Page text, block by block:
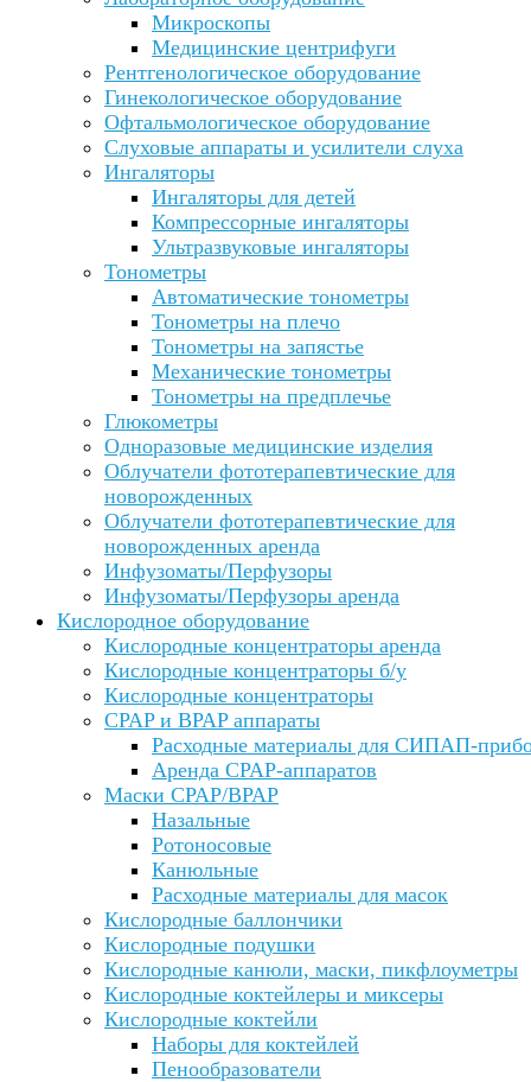
Микроскопы
Медицинские центрифуги
Рентгенологическое оборудование
Гинекологическое оборудование
Офтальмологическое оборудование
Слуховые аппараты и усилители слуха
Ингаляторы
Ингаляторы для детей
Компрессорные ингаляторы
Ультразвуковые ингаляторы
Тонометры
Автоматические тонометры
Тонометры на плечо
Тонометры на запястье
Механические тонометры
Тонометры на предплечье
Глюкометры
Одноразовые медицинские изделия
Облучатели фототерапевтические для
новорожденных
Облучатели фототерапевтические для
новорожденных аренда
Инфузоматы/Перфузоры
Инфузоматы/Перфузоры аренда
Кислородное оборудование
Кислородные концентраторы аренда
Кислородные концентраторы б/у
Кислородные концентраторы
CPAP и BPAP аппараты
Расходные материалы для СИПАП-
Аренда CPAP-аппаратов
Маски CPAP/BPAP
Назальные
Ротоносовые
Канюльные
Расходные материалы для масок
Кислородные баллончики
Кислородные подушки
Кислородные канюли, маски, пикфлоуметры
Кислородные коктейлеры и миксеры
Кислородные коктейли
Наборы для коктейлей
Пенообразователи